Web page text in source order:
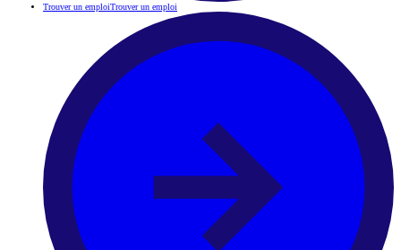
Trouver un emploiTrouver un emploi